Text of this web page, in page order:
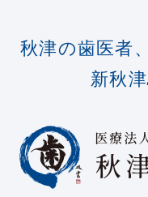
秋津の歯医者
新秋